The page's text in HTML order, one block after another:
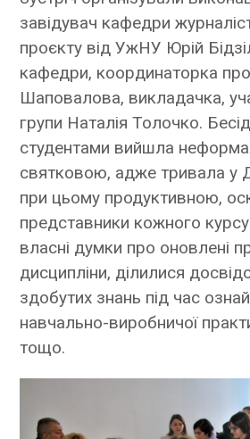
завідувач кафедри
проєкту від УжНУ Юрій
кафедри, координаторка
Шаповалова, викладачка,
групи Наталія Толочко.
студентами вийшла
святковою, адже тривала у
при цьому продуктивною,
представники кожного
власні думки про оновлені
дисципліни, ділилися
здобутих знань під час
навчально-виробничої
тощо.